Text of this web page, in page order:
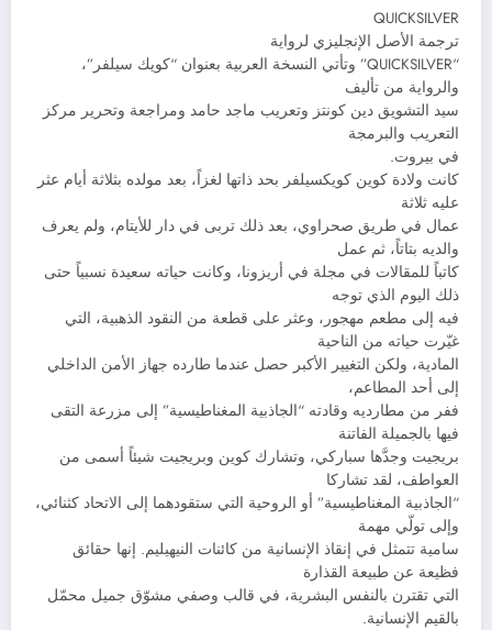
QUICKSILVER
ترجمة الأصل الإنجليزي لرواية
“QUICKSILVER” وتأتي النسخة العربية بعنوان “كويك سيلفر”،
والرواية من تأليف
سيد التشويق دين كونتز وتعريب ماجد حامد ومراجعة وتحرير مركز
التعريب والبرمجة
في بيروت.
كانت ولادة كوين كويكسيلفر بحد ذاتها لغزاً، بعد مولده بثلاثة أيام عثر
عليه ثلاثة
عمال في طريق صحراوي، بعد ذلك تربى في دار للأيتام، ولم يعرف
والديه بتاتاً، ثم عمل
كاتباً للمقالات في مجلة في أريزونا، وكانت حياته سعيدة نسبياً حتى
ذلك اليوم الذي توجه
فيه إلى مطعم مهجور، وعثر على قطعة من النقود الذهبية، التي
غيّرت حياته من الناحية
المادية، ولكن التغيير الأكبر حصل عندما طارده جهاز الأمن الداخلي
إلى أحد المطاعم،
ففر من مطارديه وقادته “الجاذبية المغناطيسية” إلى مزرعة التقى
فيها بالجميلة الفاتنة
بريجيت وجدَّها سباركي، وتشارك كوين وبريجيت شيئاً أسمى من
العواطف، لقد تشاركا
“الجاذبية المغناطيسية” أو الروحية التي ستقودهما إلى الاتحاد كثنائي،
وإلى تولّي مهمة
سامية تتمثل في إنقاذ الإنسانية من كائنات النيهيليم. إنها حقائق
فظيعة عن طبيعة القذارة
التي تقترن بالنفس البشرية، في قالب وصفي مشوّق جميل محمّل
بالقيم الإنسانية.